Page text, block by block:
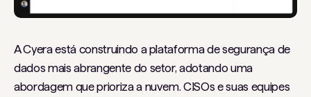
A Cyera está construindo a plataforma de segurança de
dados mais abrangente do setor, adotando uma
abordagem que prioriza a nuvem. CISOs e suas equipes